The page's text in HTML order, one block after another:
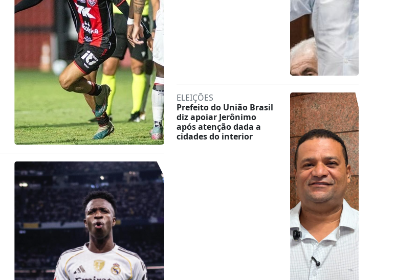
ELEIÇÕES
Prefeito do União Brasil
diz apoiar Jerônimo
após atenção dada a
cidades do interior